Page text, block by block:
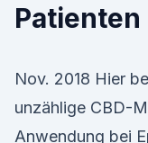
Patienten
Nov. 2018 Hier
unzählige CBD-
Anwendung bei